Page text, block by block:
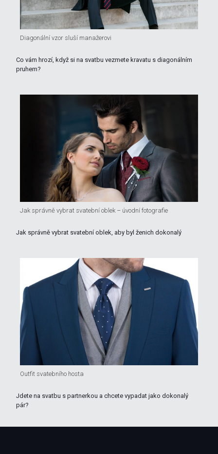
Diagonální vzor sluší manažerovi
Co vám hrozí, když si na svatbu vezmete kravatu s diagonálním
pruhem?
Jak správně vybrat svatební oblek – úvodní fotografie
Jak správně vybrat svatební oblek, aby byl ženich dokonalý
Outfit svatebního hosta
Jdete na svatbu s partnerkou a chcete vypadat jako dokonalý
pár?